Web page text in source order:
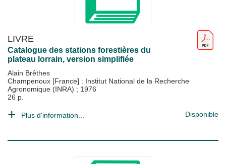
LIVRE
Catalogue des stations forestières du
plateau lorrain, version simplifiée
Alain Brêthes
Champenoux [France] : Institut National de la Recherche
Agronomique (INRA) ; 1976
26 p.
Plus d'information... Disponible